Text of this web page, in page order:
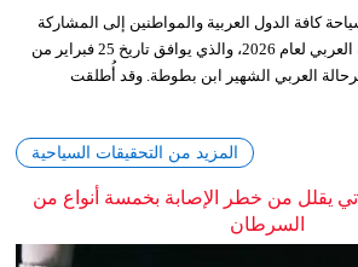
كافة الدول العربية والمواطنين إلى المشاركة
في الاحتفال بيوم السياحة العربي لعام 2026، والذي يوافق تاريخ 25 فبراير من
العربي الشهير ابن بطوطة. وقد أُطلقت
المزيد من التحقيقات السياحية
يقلل من خطر الإصابة بخمسة أنواع من
السرطان